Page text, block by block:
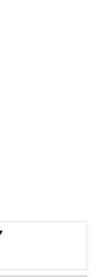
関する記事を、日々